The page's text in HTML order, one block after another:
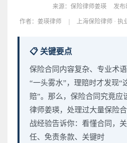
来源：保险律师姜瑛 发布
作者： 姜瑛律师 | 上海保险律师 · 执
📋 关键要点
保险合同内容复杂、专业术
“一头雾水”，理赔时才发现“
赔”。那么，保险合同究竟应
律师姜瑛，处理过大量保险
战经验告诉你：看懂合同，
任、免责条款、关键时